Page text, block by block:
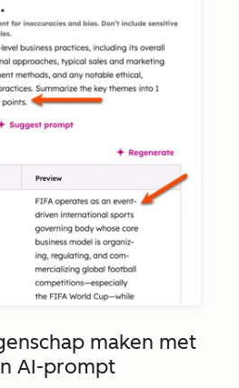
maken met
AI-prompt